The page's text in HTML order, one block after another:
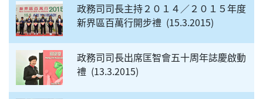
政務司司長主持２０１４／２０１５年度
新界區百萬行開步禮 15.3.2015
政務司司長出席匡智會五十周年誌慶啟動
禮 13.3.2015